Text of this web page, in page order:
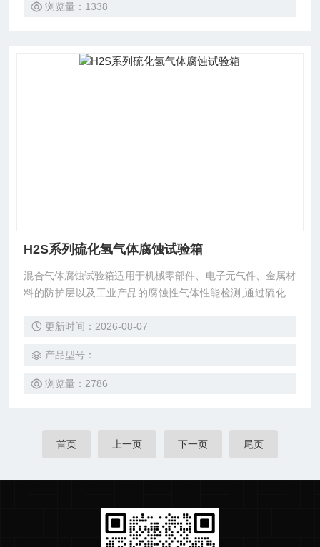
浏览量：1338
H2S系列硫化氢气体腐蚀试验箱
混合气体腐蚀试验箱适用于机械零部件、电子元气件、金属材
料的防护层以及工业产品的腐蚀性气体性能检测,通过硫化氢
腐蚀性各项指标。
更新时间：2026-08-07
产品型号：
浏览量：2786
首页 上一页 下一页 尾页